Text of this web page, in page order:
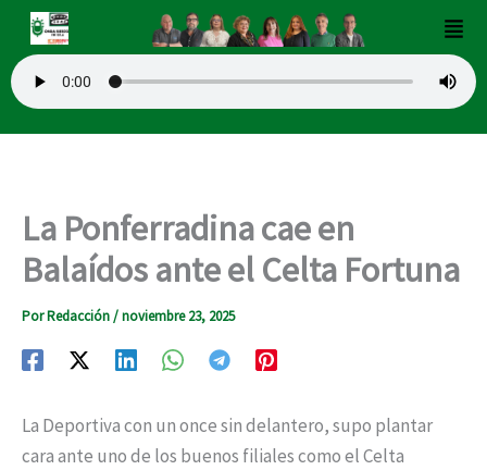
contenido
La Ponferradina cae en
Balaídos ante el Celta Fortuna
PorRedacción/noviembre 23, 2025
La Deportiva con un once sin delantero, supo plantar
cara ante uno de los buenos filiales como el Celta